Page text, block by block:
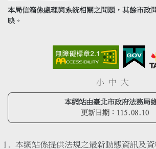
本局信箱係處理與系統相關之問題，其餘市政
映。
小 中 大
本網站由臺北市政府法務局
更新日期： 115.08.10
本網站係提供法規之最新動態資訊及